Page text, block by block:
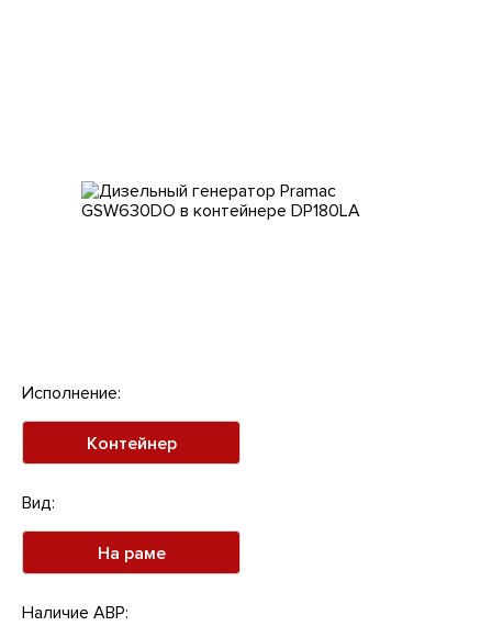
Исполнение:
Контейнер
Вид:
На раме
Наличие АВР: